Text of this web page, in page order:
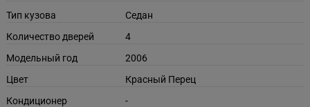
Тип кузова
Седан
Количество дверей
4
Модельный год
2006
Цвет
Красный Перец
Кондиционер
-